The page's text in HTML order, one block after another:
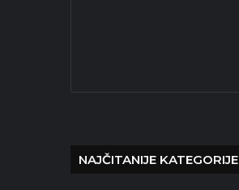
NAJČITANIJE KATEGORIJE